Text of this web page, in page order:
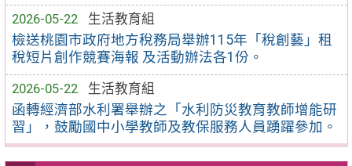
2026-05-22
生活教育組
檢送桃園市政府地方稅務局舉辦115年「稅創藝」租
稅短片創作競賽海報 及活動辦法各1份。
2026-05-22
生活教育組
函轉經濟部水利署舉辦之「水利防災教育教師增能研
習」，鼓勵國中小學教師及教保服務人員踴躍參加。